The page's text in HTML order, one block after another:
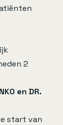
2
en DR.
start van